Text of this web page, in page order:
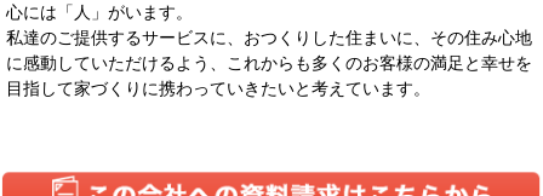
心には「人」がいます。
私達のご提供するサービスに、おつくりした住まいに、その住み心地
に感動していただけるよう、これからも多くのお客様の満足と幸せを
目指して家づくりに携わっていきたいと考えています。